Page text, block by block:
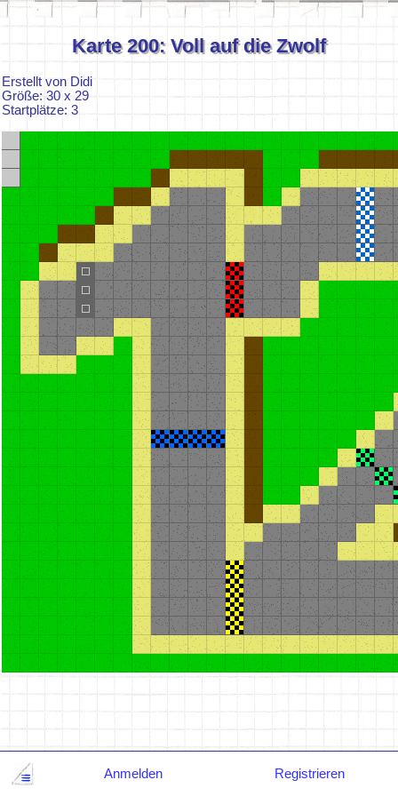
Karte 200: Voll auf die Zwolf
Erstellt von Didi
Größe: 30 x 29
Startplätze: 3
Anmelden Registrieren